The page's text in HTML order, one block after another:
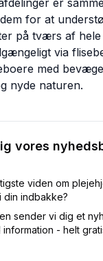
er
for at
på tværs af hele
via
med
nyde naturen.
vores
viden om
indbakke?
sender vi dig et
- helt